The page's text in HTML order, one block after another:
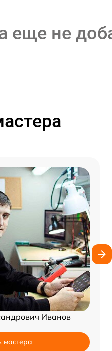
еще не
Иванов
мастера